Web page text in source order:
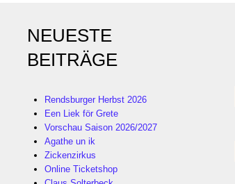
NEUESTE
BEITRÄGE
Rendsburger Herbst 2026
Een Liek för Grete
Vorschau Saison 2026/2027
Agathe un ik
Zickenzirkus
Online Ticketshop